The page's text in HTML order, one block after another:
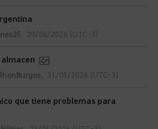
20/06/2026 (UTC-3)
31/05/2026 (UTC-3)
que tiene problemas para